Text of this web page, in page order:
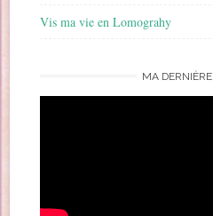
Vis ma vie en Lomograhy
MA DERNIÈRE